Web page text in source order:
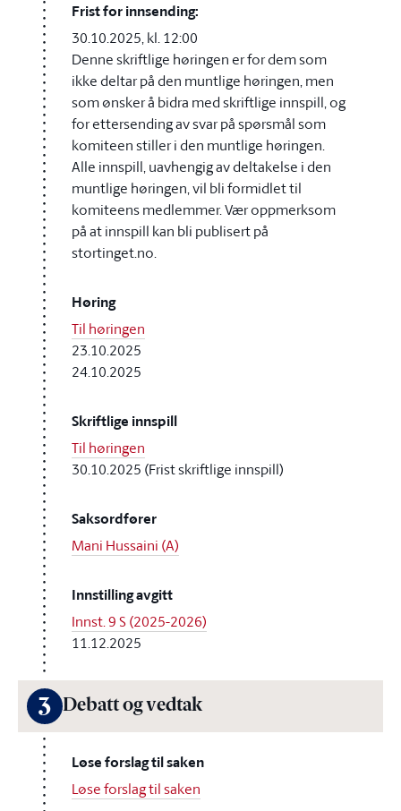
Frist for innsending:
30.10.2025, kl. 12:00
Denne skriftlige høringen er for dem som
ikke deltar på den muntlige høringen, men
som ønsker å bidra med skriftlige innspill, og
for ettersending av svar på spørsmål som
komiteen stiller i den muntlige høringen.
Alle innspill, uavhengig av deltakelse i den
muntlige høringen, vil bli formidlet til
komiteens medlemmer. Vær oppmerksom
på at innspill kan bli publisert på
stortinget.no.
Høring
Til høringen
23.10.2025
24.10.2025
Skriftlige innspill
Til høringen
30.10.2025 (Frist skriftlige innspill)
Saksordfører
Mani Hussaini (A)
Innstilling avgitt
Innst. 9 S (2025-2026)
11.12.2025
3 Debatt og vedtak
Løse forslag til saken
Løse forslag til saken